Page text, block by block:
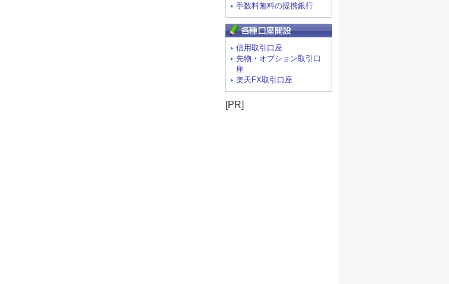
手数料無料の提携銀行
信用取引口座
先物・オプション取引口
座
楽天FX取引口座
[PR]